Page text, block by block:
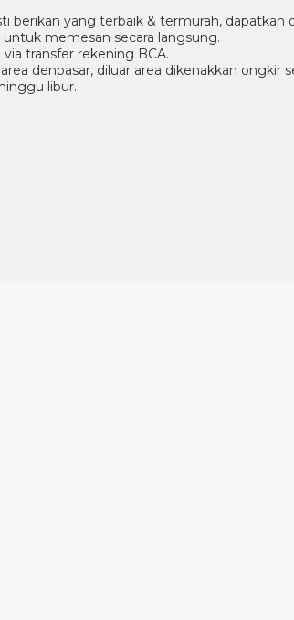
berikan yang terbaik & termurah, dapatkan
memesan secara langsung.
transfer rekening BCA.
denpasar, diluar area dikenakkan ongkir
libur.